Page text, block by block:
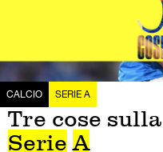
CALCIO SERIE A
Tre cose
Serie A